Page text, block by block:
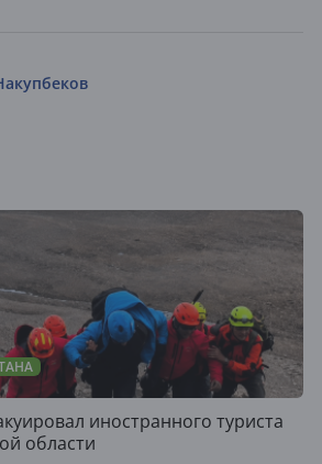
иностранного туриста
области